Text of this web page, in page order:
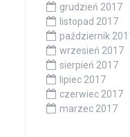
grudzień 2017
listopad 2017
październik
wrzesień 2017
sierpień 2017
lipiec 2017
czerwiec 2017
marzec 2017